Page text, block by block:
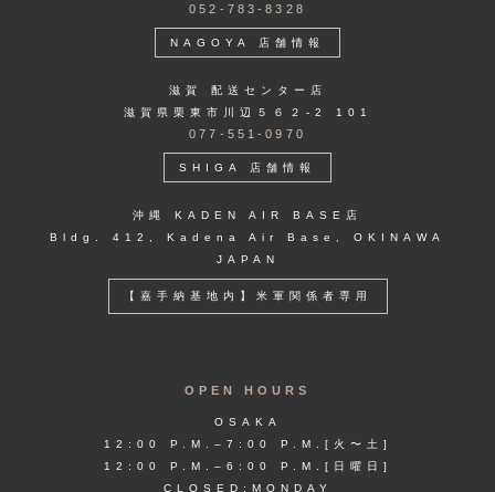
052-783-8328
NAGOYA 店舗情報
滋賀 配送センター店
滋賀県栗東市川辺５６２-2 101
077-551-0970
SHIGA 店舗情報
沖縄 KADEN AIR BASE店
Bldg. 412, Kadena Air Base, OKINAWA
JAPAN
【嘉手納基地内】米軍関係者専用
OPEN HOURS
OSAKA
12:00 P.M.–7:00 P.M.[火〜土]
12:00 P.M.–6:00 P.M.[日曜日]
CLOSED:MONDAY